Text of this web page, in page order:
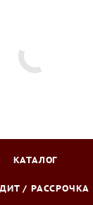
КАТАЛОГ
/ РАССРОЧКА